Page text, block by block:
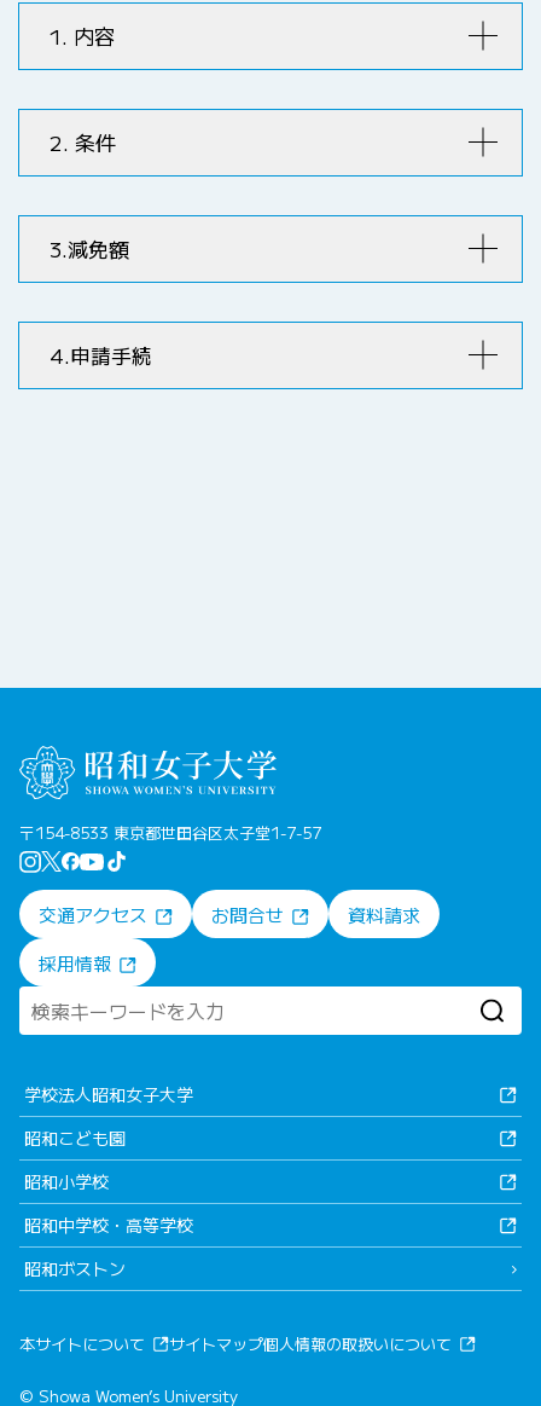
1. 内容
2. 条件
3.減免額
4.申請手続
〒154-8533 東京都世田谷区太子堂1-7-57
交通アクセス お問合せ
資料請求
採用情報
学校法人昭和女子大学
昭和こども園
昭和小学校
昭和中学校・高等学校
昭和ボストン
本サイトについて サイトマップ個人情報の取扱いについて
© Showa Women’s University